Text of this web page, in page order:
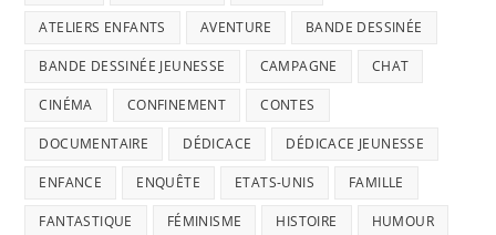
ATELIERS ENFANTS AVENTURE BANDE DESSINÉE
BANDE DESSINÉE JEUNESSE CAMPAGNE CHAT
CINÉMA CONFINEMENT CONTES
DOCUMENTAIRE DÉDICACE DÉDICACE JEUNESSE
ENFANCE ENQUÊTE ETATS-UNIS FAMILLE
FANTASTIQUE FÉMINISME HISTOIRE HUMOUR